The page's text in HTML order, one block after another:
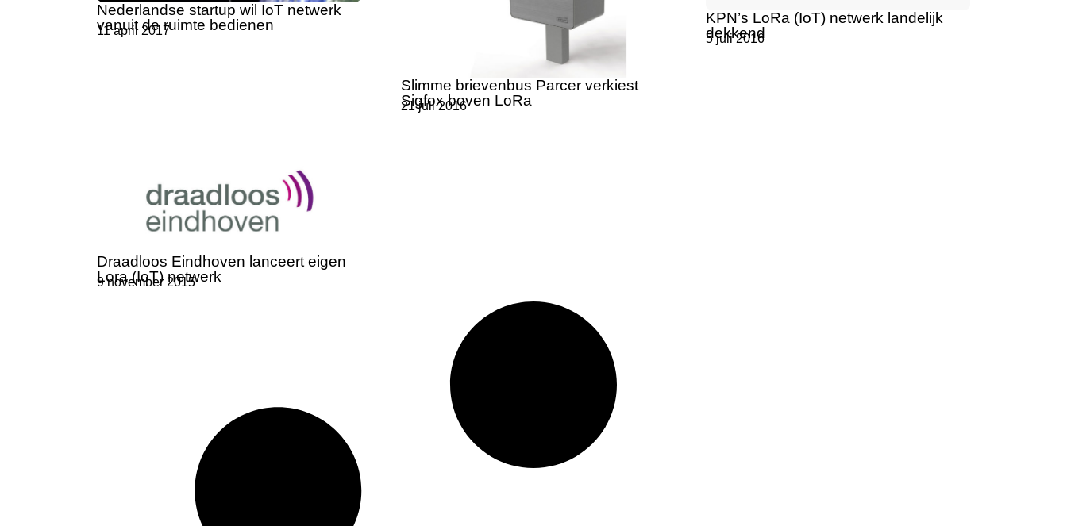
Nederlandse startup wil IoT netwerk
vanuit de ruimte bedienen
11 april 2017
Slimme brievenbus Parcer verkiest
Sigfox boven LoRa
21 juli 2016
KPN’s LoRa (IoT) netwerk landelijk
dekkend
5 juli 2016
Draadloos Eindhoven lanceert eigen
Lora (IoT) netwerk
9 november 2015